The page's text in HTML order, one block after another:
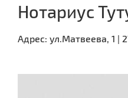
Нотариус
Адрес: ул.Матвеева, 1 |